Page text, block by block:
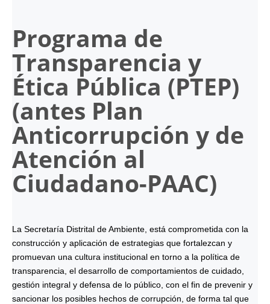
Programa de
Transparencia y
Ética Pública (PTEP)
(antes Plan
Anticorrupción y de
Atención al
Ciudadano-PAAC)
La Secretaría Distrital de Ambiente, está comprometida con la
construcción y aplicación de estrategias que fortalezcan y
promuevan una cultura institucional en torno a la política de
transparencia, el desarrollo de comportamientos de cuidado,
gestión integral y defensa de lo público, con el fin de prevenir y
sancionar los posibles hechos de corrupción, de forma tal que